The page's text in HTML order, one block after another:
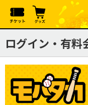
ログイン・有料